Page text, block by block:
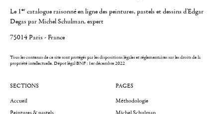
Le 1er catalogue raisonné en ligne des peintures, pastels et dessins d'Edgar
Degas par Michel Schulman, expert
75014 Paris - France
Tous les contenus de ce site sont protégés par les dispositions légales et réglementaires sur les droits de la
propriété intellectuelle.Dépot légal BNF : 1er décembre 2022
SECTIONS
Accueil
PAGES
Méthodologie